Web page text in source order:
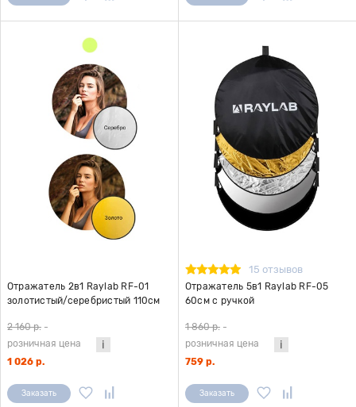
Отражатель 2в1 Raylab RF-01
золотистый/серебристый 110см
2 160 р. -
розничная цена
1 026 р.
Заказать
15 отзывов
Отражатель 5в1 Raylab RF-05
60см с ручкой
1 860 р. -
розничная цена
759 р.
Заказать